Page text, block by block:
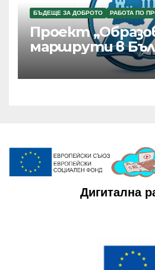
БЪДЕЩЕ ЗА ДОБРОТО РАБОТА ПО
Проект
маршрути в
Дигитална